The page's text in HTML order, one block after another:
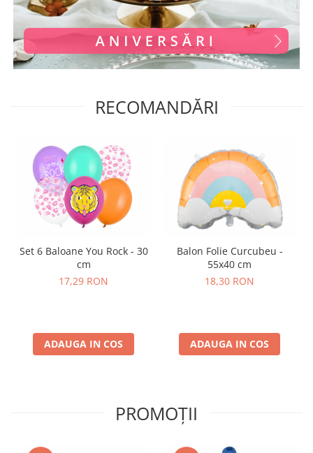
RECOMANDĂRI
Set 6 Baloane You Rock - 30
cm
17,29 RON
ADAUGA IN COS
Balon Folie Curcubeu -
55x40 cm
18,30 RON
ADAUGA IN COS
PROMOȚII